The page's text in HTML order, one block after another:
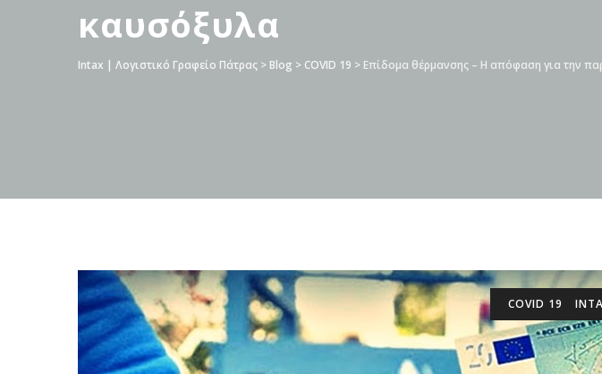
καυσόξυλα
Intax | Λογιστικό Γραφείο Πάτρας > Blog > COVID 19 > Επίδομα θέρμανσης – Η απόφαση για την
COVID 19